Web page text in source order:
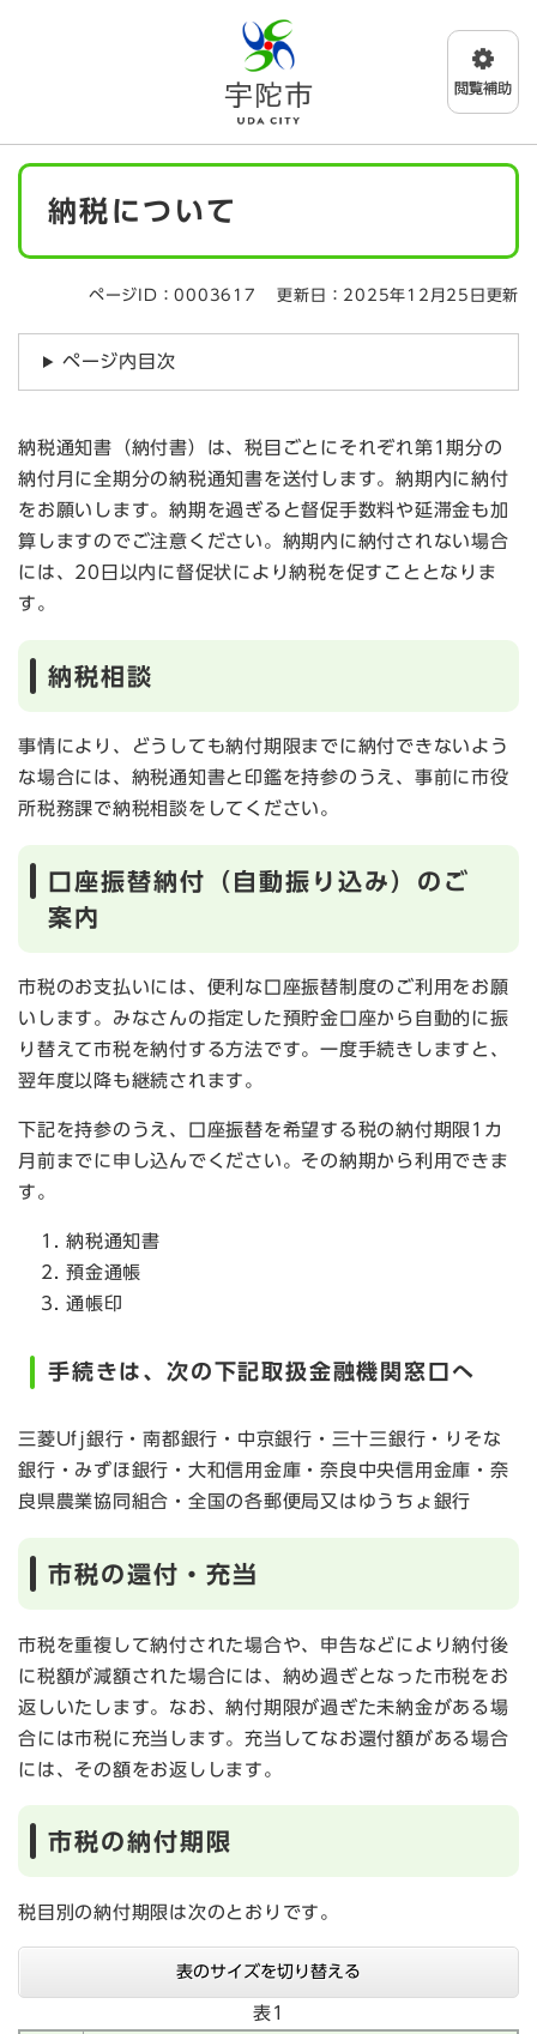
メニューを飛ばして本文へ
本
納税について
ページID：0003617 更新日：2025年12月25日更新
ページ内目次
納税通知書（納付書）は、税目ごとにそれぞれ第1期分の
納付月に全期分の納税通知書を送付します。納期内に納付
をお願いします。納期を過ぎると督促手数料や延滞金も加
算しますのでご注意ください。納期内に納付されない場合
には、20日以内に督促状により納税を促すこととなりま
す。
納税相談
事情により、どうしても納付期限までに納付できないよう
な場合には、納税通知書と印鑑を持参のうえ、事前に市役
所税務課で納税相談をしてください。
口座振替納付（自動振り込み）のご
案内
市税のお支払いには、便利な口座振替制度のご利用をお願
いします。みなさんの指定した預貯金口座から自動的に振
り替えて市税を納付する方法です。一度手続きしますと、
翌年度以降も継続されます。
下記を持参のうえ、口座振替を希望する税の納付期限1カ
月前までに申し込んでください。その納期から利用できま
す。
納税通知書
預金通帳
通帳印
手続きは、次の下記取扱金融機関窓口へ
三菱Ufj銀行・南都銀行・中京銀行・三十三銀行・りそな
銀行・みずほ銀行・大和信用金庫・奈良中央信用金庫・奈
良県農業協同組合・全国の各郵便局又はゆうちょ銀行
市税の還付・充当
市税を重複して納付された場合や、申告などにより納付後
に税額が減額された場合には、納め過ぎとなった市税をお
返しいたします。なお、納付期限が過ぎた未納金がある場
合には市税に充当します。充当してなお還付額がある場合
には、その額をお返しします。
市税の納付期限
税目別の納付期限は次のとおりです。
表のサイズを切り替える
表1